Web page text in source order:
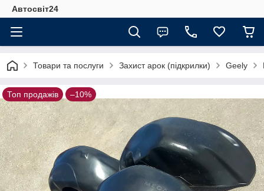
Автосвіт24
Товари та послуги Захист арок (підкрилки) Geely
Топ продажів –10%